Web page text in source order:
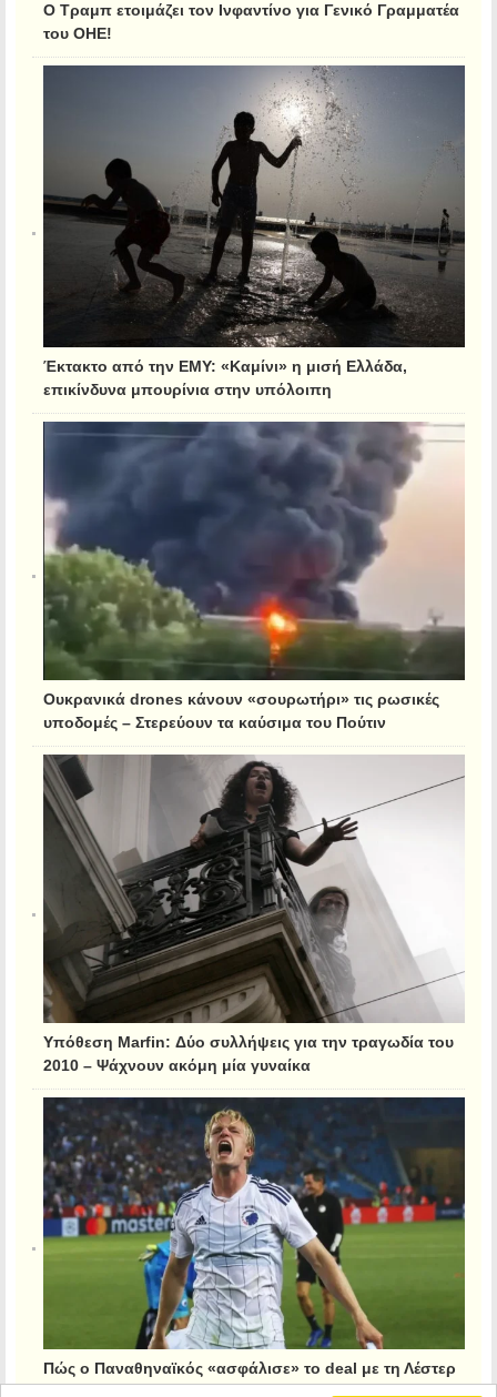
Ο Τραμπ ετοιμάζει τον Ινφαντίνο για Γενικό Γραμματέα
του ΟΗΕ!
Έκτακτο από την ΕΜΥ: «Καμίνι» η μισή Ελλάδα,
επικίνδυνα μπουρίνια στην υπόλοιπη
Ουκρανικά drones κάνουν «σουρωτήρι» τις ρωσικές
υποδομές – Στερεύουν τα καύσιμα του Πούτιν
Υπόθεση Marfin: Δύο συλλήψεις για την τραγωδία του
2010 – Ψάχνουν ακόμη μία γυναίκα
Πώς ο Παναθηναϊκός «ασφάλισε» το deal με τη Λέστερ